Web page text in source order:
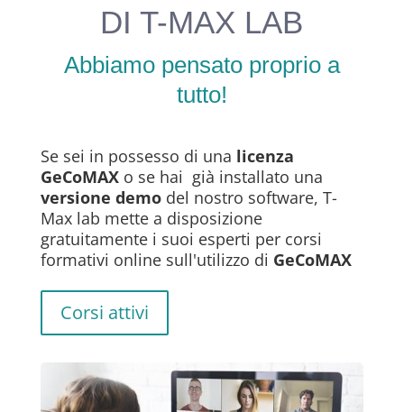
DI T-MAX LAB
Abbiamo pensato proprio a
tutto!
Se sei in possesso di una licenza
GeCoMAXo se hai già installato una
versione demodel nostro software, T-
Max lab mette a disposizione
gratuitamente i suoi esperti per corsi
formativi online sull'utilizzo di GeCoMAX
Corsi attivi